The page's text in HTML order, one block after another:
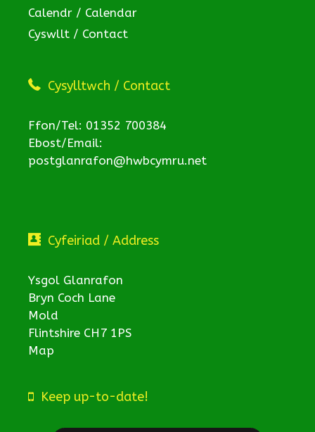
Calendr / Calendar
Cyswllt / Contact
Cysylltwch / Contact
Ffon/Tel: 01352 700384
Ebost/Email:
postglanrafon@hwbcymru.net
Cyfeiriad / Address
Ysgol Glanrafon
Bryn Coch Lane
Mold
Flintshire CH7 1PS
Map
Keep up-to-date!